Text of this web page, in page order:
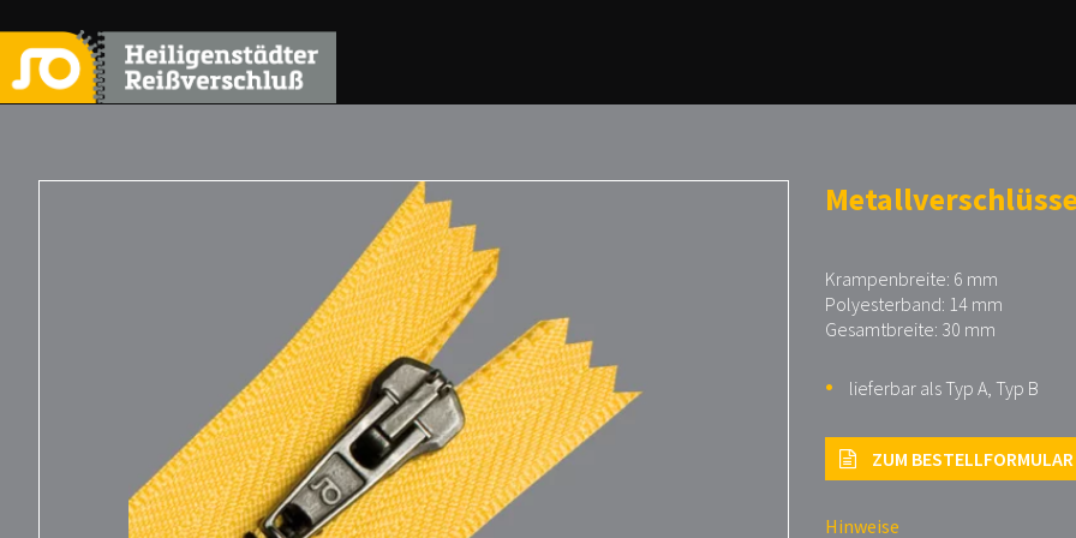
Krampenbreite: 6 mm
Polyesterband: 14 mm
Gesamtbreite: 30 mm
lieferbar als Typ A, Typ B
ZUM BESTELLFORMULAR
Hinweise